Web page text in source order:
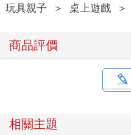
玩具親子 ＞ 桌上遊戲 ＞
商品評價
相關主題